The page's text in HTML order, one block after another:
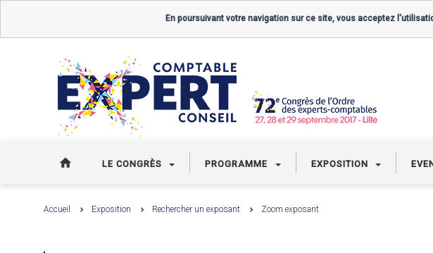
LE CONGRÈS PROGRAMME EXPOSITION
Accueil Exposition Rechercher un exposant Zoom exposant
En poursuivant votre navigation sur ce site, vous acceptez